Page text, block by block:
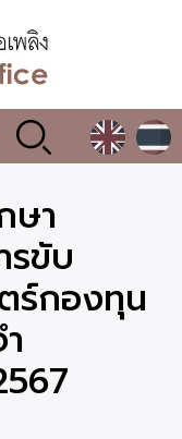
ษา
รขับ
ร์กองทุน